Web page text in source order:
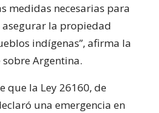
medidas necesarias para
la propiedad
indígenas”, afirma la
Argentina.
que la Ley 26160, de
una emergencia en